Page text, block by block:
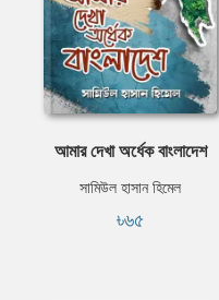
আমার দেখা অর্ধেক বাংলাদেশ
সামিউল হাসান হিমেল
৳৬৫